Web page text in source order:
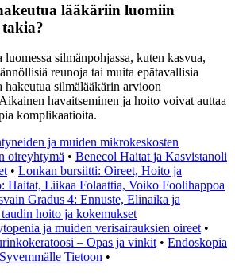
lääkäriin luomiin
luomessa silmänpohjassa, kuten kasvua,
reunoja tai muita epätavallisia
hakeutua silmälääkärin arvioon
havaitseminen ja hoito voivat auttaa
komplikaatioita.
ja muiden mikrokeskosten
oireyhtymä • Benecol Haitat ja Kasvistanoli
• Lonkan bursiitti: Oireet, Hoito ja
Haitat, Liikaa Folaattia, Voiko Foolihappoa
Gradus 4: Ennuste, Elinaika ja
hoito ja kokemukset
ja muiden verisairauksien oireet•
– Opas ja vinkit• Endoskopia
Tietoon •